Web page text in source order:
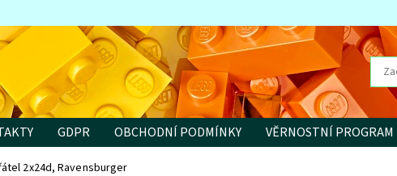
GDPR OBCHODNÍ PODMÍNKY VĚRNOSTNÍ PROGRAM
2x24d, Ravensburger